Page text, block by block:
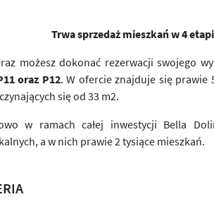
Trwa sprzedaż mieszkań w 4
możesz dokonać rezerwacji swojego
oraz P12. W ofercie znajduje się prawie
się od 33 m2.
w ramach całej inwestycji Bella
a w nich prawie 2 tysiące mieszkań.